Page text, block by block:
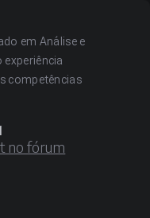
em Análise e
competências
no fórum